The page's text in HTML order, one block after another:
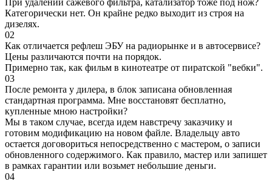
Категорически нет. Он крайне редко выходит из строя на
дизелях.
02
Как отличается рефлеш ЭБУ на радиорынке и в автосервисе?
Цены различаются почти на порядок.
Примерно так, как фильм в кинотеатре от пиратской "вебки".
03
После ремонта у дилера, в блок записана обновленная
стандартная программа. Мне восстановят бесплатно,
купленные мною настройки?
Мы в таком случае, всегда идем навстречу заказчику и
готовим модификацию на новом файле. Владельцу авто
остается договориться непосредственно с мастером, о записи
обновленного содержимого. Как правило, мастер или запишет
в рамках гарантии или возьмет небольшие деньги.
04